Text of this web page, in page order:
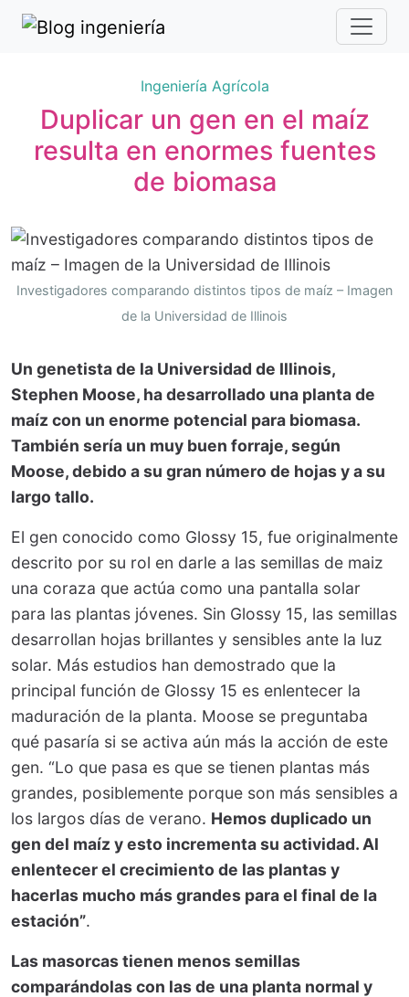
Ingeniería Agrícola
Duplicar un gen en el maíz
resulta en enormes fuentes
de biomasa
Investigadores comparando distintos tipos de maíz – Imagen
de la Universidad de Illinois
Un genetista de la Universidad de Illinois,
Stephen Moose, ha desarrollado una planta de
maíz con un enorme potencial para biomasa.
También sería un muy buen forraje, según
Moose, debido a su gran número de hojas y a su
largo tallo.
El gen conocido como Glossy 15, fue originalmente
descrito por su rol en darle a las semillas de maiz
una coraza que actúa como una pantalla solar
para las plantas jóvenes. Sin Glossy 15, las semillas
desarrollan hojas brillantes y sensibles ante la luz
solar. Más estudios han demostrado que la
principal función de Glossy 15 es enlentecer la
maduración de la planta. Moose se preguntaba
qué pasaría si se activa aún más la acción de este
gen. “Lo que pasa es que se tienen plantas más
grandes, posiblemente porque son más sensibles a
los largos días de verano. Hemos duplicado un
gen del maíz y esto incrementa su actividad. Al
enlentecer el crecimiento de las plantas y
hacerlas mucho más grandes para el final de la
estación”.
Las masorcas tienen menos semillas
comparándolas con las de una planta normal y